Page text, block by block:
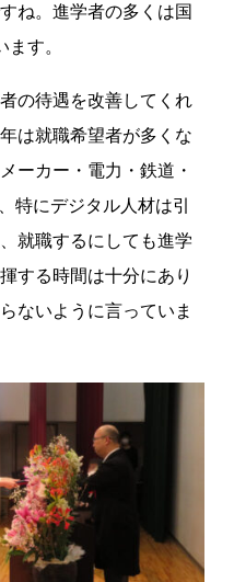
ね。進学者の多くは国
す。
の待遇を改善してくれ
は就職希望者が多くな
ーカー・電力・鉄道・
特にデジタル人材は引
就職するにしても進学
する時間は十分にあり
ないように言っていま